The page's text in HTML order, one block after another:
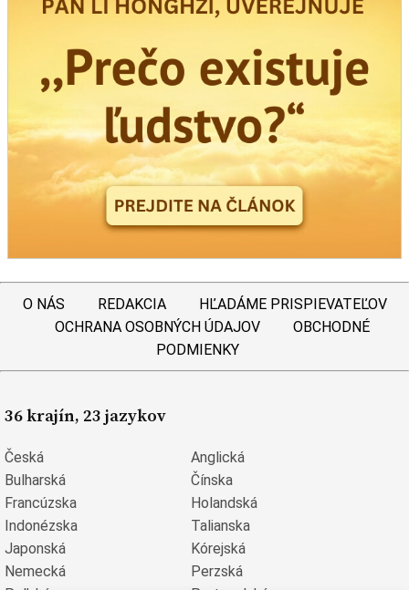
O NÁS REDAKCIA
HĽADÁME PRISPIEVATEĽOV
OCHRANA OSOBNÝCH ÚDAJOV
OBCHODNÉ
PODMIENKY
36 krajín, 23 jazykov
Česká
Anglická
Bulharská
Čínska
Francúzska
Holandská
Indonézska
Talianska
Japonská
Kórejská
Nemecká
Perzská